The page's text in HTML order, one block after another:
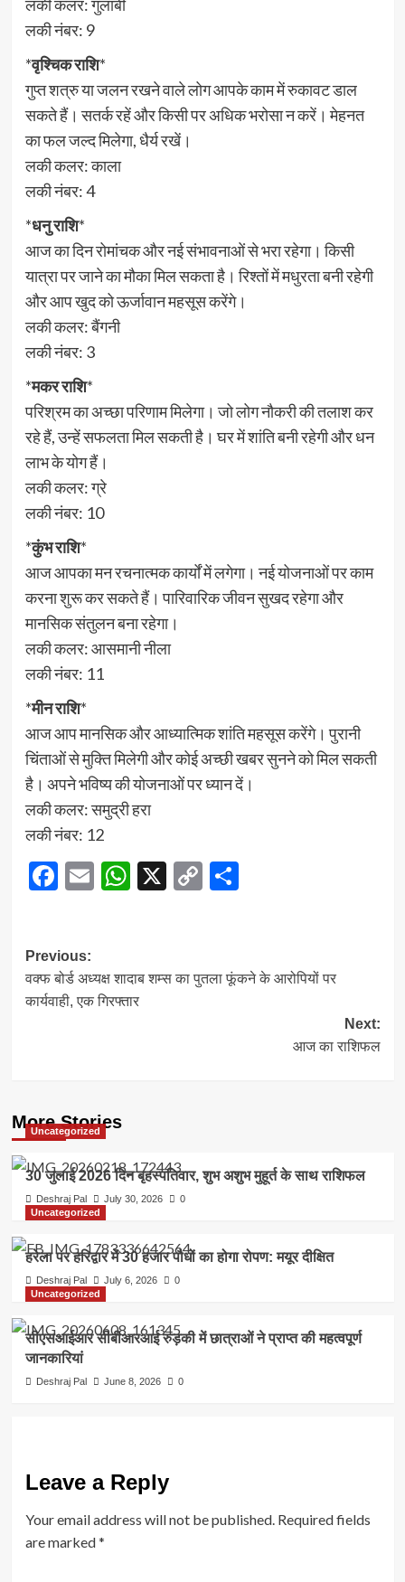
लकी कलर: गुलाबी
लकी नंबर: 9
*वृश्चिक राशि*
गुप्त शत्रु या जलन रखने वाले लोग आपके काम में रुकावट डाल
सकते हैं। सतर्क रहें और किसी पर अधिक भरोसा न करें। मेहनत
का फल जल्द मिलेगा, धैर्य रखें।
लकी कलर: काला
लकी नंबर: 4
*धनु राशि*
आज का दिन रोमांचक और नई संभावनाओं से भरा रहेगा। किसी
यात्रा पर जाने का मौका मिल सकता है। रिश्तों में मधुरता बनी रहेगी
और आप खुद को ऊर्जावान महसूस करेंगे।
लकी कलर: बैंगनी
लकी नंबर: 3
*मकर राशि*
परिश्रम का अच्छा परिणाम मिलेगा। जो लोग नौकरी की तलाश कर
रहे हैं, उन्हें सफलता मिल सकती है। घर में शांति बनी रहेगी और धन
लाभ के योग हैं।
लकी कलर: ग्रे
लकी नंबर: 10
*कुंभ राशि*
आज आपका मन रचनात्मक कार्यों में लगेगा। नई योजनाओं पर काम
करना शुरू कर सकते हैं। पारिवारिक जीवन सुखद रहेगा और
मानसिक संतुलन बना रहेगा।
लकी कलर: आसमानी नीला
लकी नंबर: 11
*मीन राशि*
आज आप मानसिक और आध्यात्मिक शांति महसूस करेंगे। पुरानी
चिंताओं से मुक्ति मिलेगी और कोई अच्छी खबर सुनने को मिल सकती
है। अपने भविष्य की योजनाओं पर ध्यान दें।
लकी कलर: समुद्री हरा
लकी नंबर: 12
Facebook
EmailWhatsApp
X CopyShare
Post
navigation
Previous:
वक्फ बोर्ड अध्यक्ष शादाब शम्स का पुतला फूंकने के आरोपियों पर
कार्यवाही, एक गिरफ्तार
Next:
आज का राशिफल
More Stories
Uncategorized
30 जुलाई 2026 दिन बृहस्पतिवार, शुभ अशुभ मुहूर्त के साथ राशिफल
Deshraj Pal July 30, 2026
0
Uncategorized
हरेला पर हरिद्वार में 30 हजार पौधों का होगा रोपण: मयूर दीक्षित
Deshraj Pal July 6, 2026
0
Uncategorized
सीएसआईआर सीबीआरआई रुड़की में छात्राओं ने प्राप्त की महत्वपूर्ण
जानकारियां
Deshraj Pal June 8, 2026 0
Leave a Reply
Your email address will not be published. Required fields
are marked*